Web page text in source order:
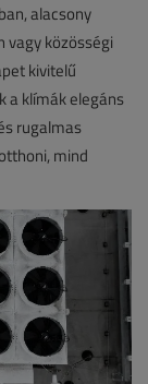
alacsony
vagy közösségi
kivitelű
a klímák elegáns
rugalmas
mind